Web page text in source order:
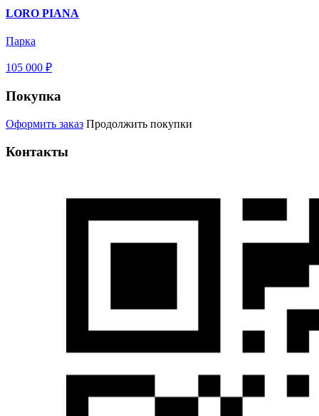
LORO PIANA
Парка
105 000 ₽
Покупка
Оформить заказ Продолжить покупки
Контакты